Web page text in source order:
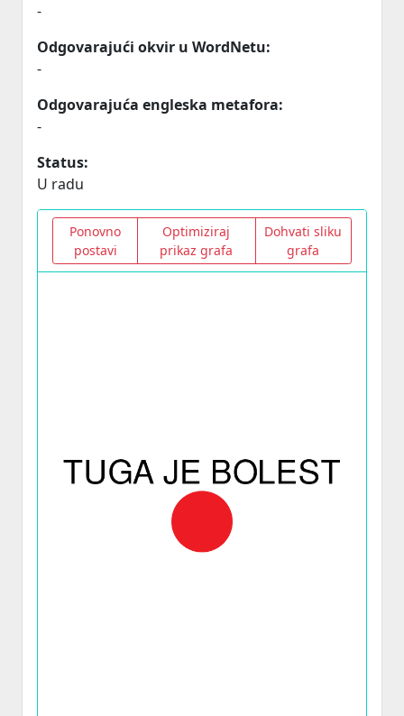
-
Odgovarajući okvir u WordNetu:
-
Odgovarajuća engleska metafora:
-
Status:
U radu
Ponovno
postavi
Optimiziraj
prikaz grafa
Dohvati sliku
grafa